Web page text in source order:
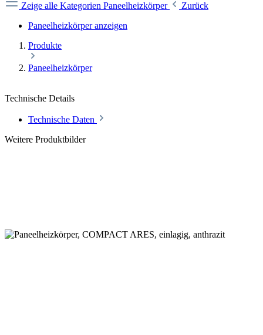
Zeige alle Kategorien Paneelheizkörper
Zurück
Paneelheizkörper anzeigen
Produkte
Paneelheizkörper
Technische Details
Technische Daten
Weitere Produktbilder